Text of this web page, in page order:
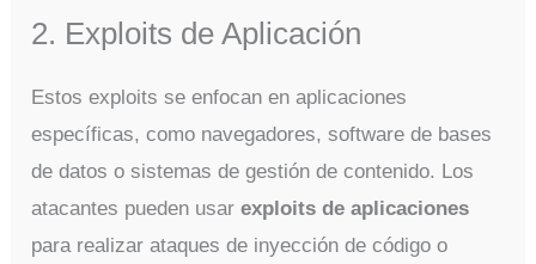
2. Exploits de Aplicación
Estos exploits se enfocan en aplicaciones
específicas, como navegadores, software de bases
de datos o sistemas de gestión de contenido. Los
atacantes pueden usarexploits de aplicaciones
para realizar ataques de inyección de código o